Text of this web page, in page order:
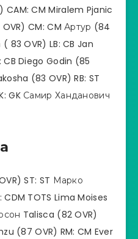
CM Miralem Pjanic
CM: CM Артур (84
83 OVR) LB: CB Jan
Diego Godin (85
(83 OVR) RB: ST
GK Самир Ханданович
ST: ST Марко
TOTS Lima Moises
Talisca (82 OVR)
(87 OVR) RM: CM Ever